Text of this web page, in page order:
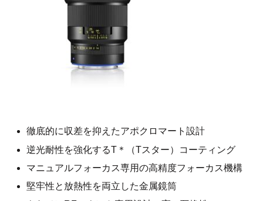
徹底的に収差を抑えたアポクロマート設計
逆光耐性を強化するT＊（Tスター）コーティング
マニュアルフォーカス専用の高精度フォーカス機構
堅牢性と放熱性を両立した金属鏡筒